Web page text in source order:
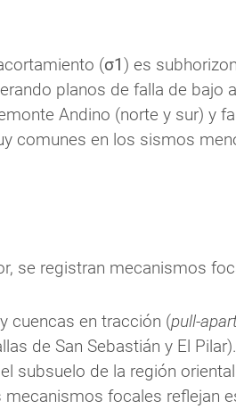
(σ1) es
planos de falla de bajo
Andino (norte y sur) y
comunes en los sismos
se registran mecanismos
cuencas en tracción (pull-
de San Sebastián y El Pilar).
subsuelo de la región
focales reflejan